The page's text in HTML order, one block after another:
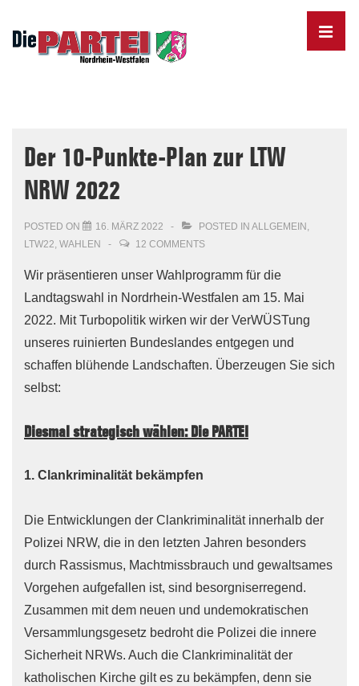
Skip
MENU
Der 10-Punkte-Plan zur LTW
NRW 2022
POSTED ON 16. MÄRZ 2022 POSTED IN ALLGEMEIN ,
LTW22, WAHLEN 12 COMMENTS
Wir präsentieren unser Wahlprogramm für die
Landtagswahl in Nordrhein-Westfalen am 15. Mai
2022. Mit Turbopolitik wirken wir der VerWÜSTung
unseres ruinierten Bundeslandes entgegen und
schaffen blühende Landschaften. Überzeugen Sie sich
selbst:
Diesmal strategisch wählen: Die PARTEI
1. Clankriminalität bekämpfen
Die Entwicklungen der Clankriminalität innerhalb der
Polizei NRW, die in den letzten Jahren besonders
durch Rassismus, Machtmissbrauch und gewaltsames
Vorgehen aufgefallen ist, sind besorgniserregend.
Zusammen mit dem neuen und undemokratischen
Versammlungsgesetz bedroht die Polizei die innere
Sicherheit NRWs. Auch die Clankriminalität der
katholischen Kirche gilt es zu bekämpfen, denn sie